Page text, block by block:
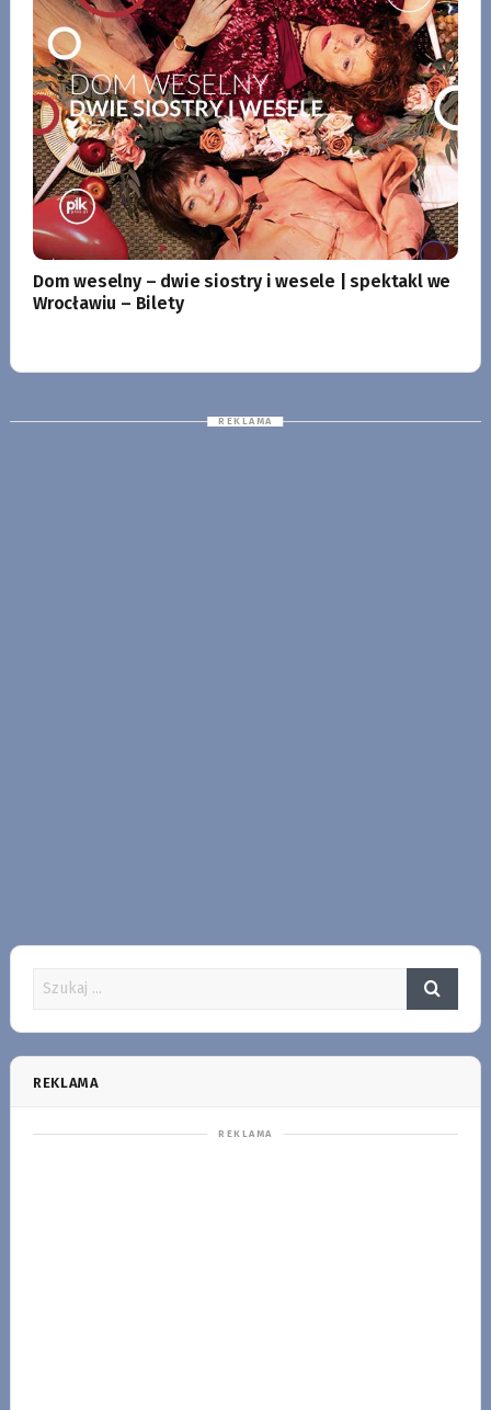
Dom weselny – dwie siostry i wesele | spektakl we
Wrocławiu – Bilety
REKLAMA